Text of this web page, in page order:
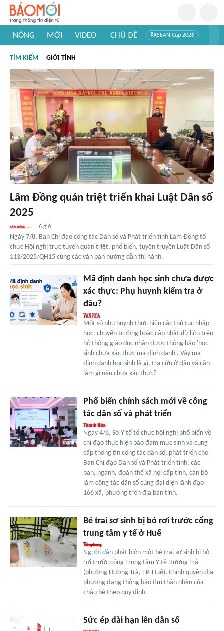
NÓNG MỚI VIDEO CHỦ ĐỀ #ASEAN Cup 2026
#Khám phá thế giới
TÌM KIẾM GIỚI TÍNH
Lâm Đồng quán triệt triển khai Luật Dân số
2025
6 giờ
Ngày 7/8, Ban Chỉ đạo công tác Dân số và Phát triển tỉnh Lâm Đồng tổ
chức Hội nghị trực tuyến quán triệt, phổ biến, tuyên truyền Luật Dân số
113/2025/QH15 cùng các văn bản hướng dẫn thi hành.
Mã định danh học sinh chưa được
xác thực: Phụ huynh kiểm tra ở
đâu?
Một số phụ huynh thực hiện các thủ tục nhập
học, chuyển trường hoặc cập nhật dữ liệu trên
hệ thống giáo dục nhận được thông báo 'học
sinh chưa xác thực mã định danh'. Vậy mã
định danh học sinh là gì, tra cứu ở đâu và cần
làm gì nếu chưa xác thực?
Phổ biến chính sách mới về công
tác dân số và phát triển
Ngày 4/8, Sở Y tế tổ chức hội nghị phổ biến về
chỉ đạo thực hiện bảo đảm mức sinh và cung
cấp thông tin công tác dân số, phát triển cho
Ban Chỉ đạo Dân số và Phát triển tỉnh, các
ban, ngành, đoàn thể xã hội cấp tỉnh, cán bộ
làm công tác dân số cùng đại diện lãnh đạo
166 xã, phường trên địa bàn tỉnh.
Bé trai sơ sinh bị bỏ rơi trước cổng
trung tâm y tế ở Huế
Người dân phát hiện một bé trai sơ sinh bị bỏ
rơi trước cổng Trung tâm Y tế Hương Trà
(phường Hương Trà, TP. Huế). Chính quyền địa
phương đang thông báo tìm thân nhân của
cháu bé theo quy định.
Sức ép dài hạn lên dân số